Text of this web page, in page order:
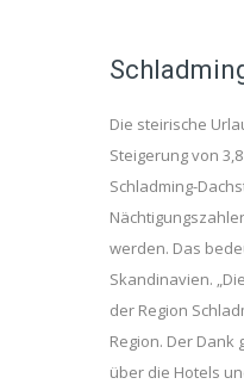
Die steirische
Steigerung von
Schladming-
werden. Das
Skandinavien.
der Region
Region. Der
über die Hotels